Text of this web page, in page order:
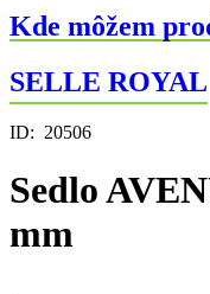
267
Kde môžem
SELLE ROYAL
ID: 20506
Sedlo
mm